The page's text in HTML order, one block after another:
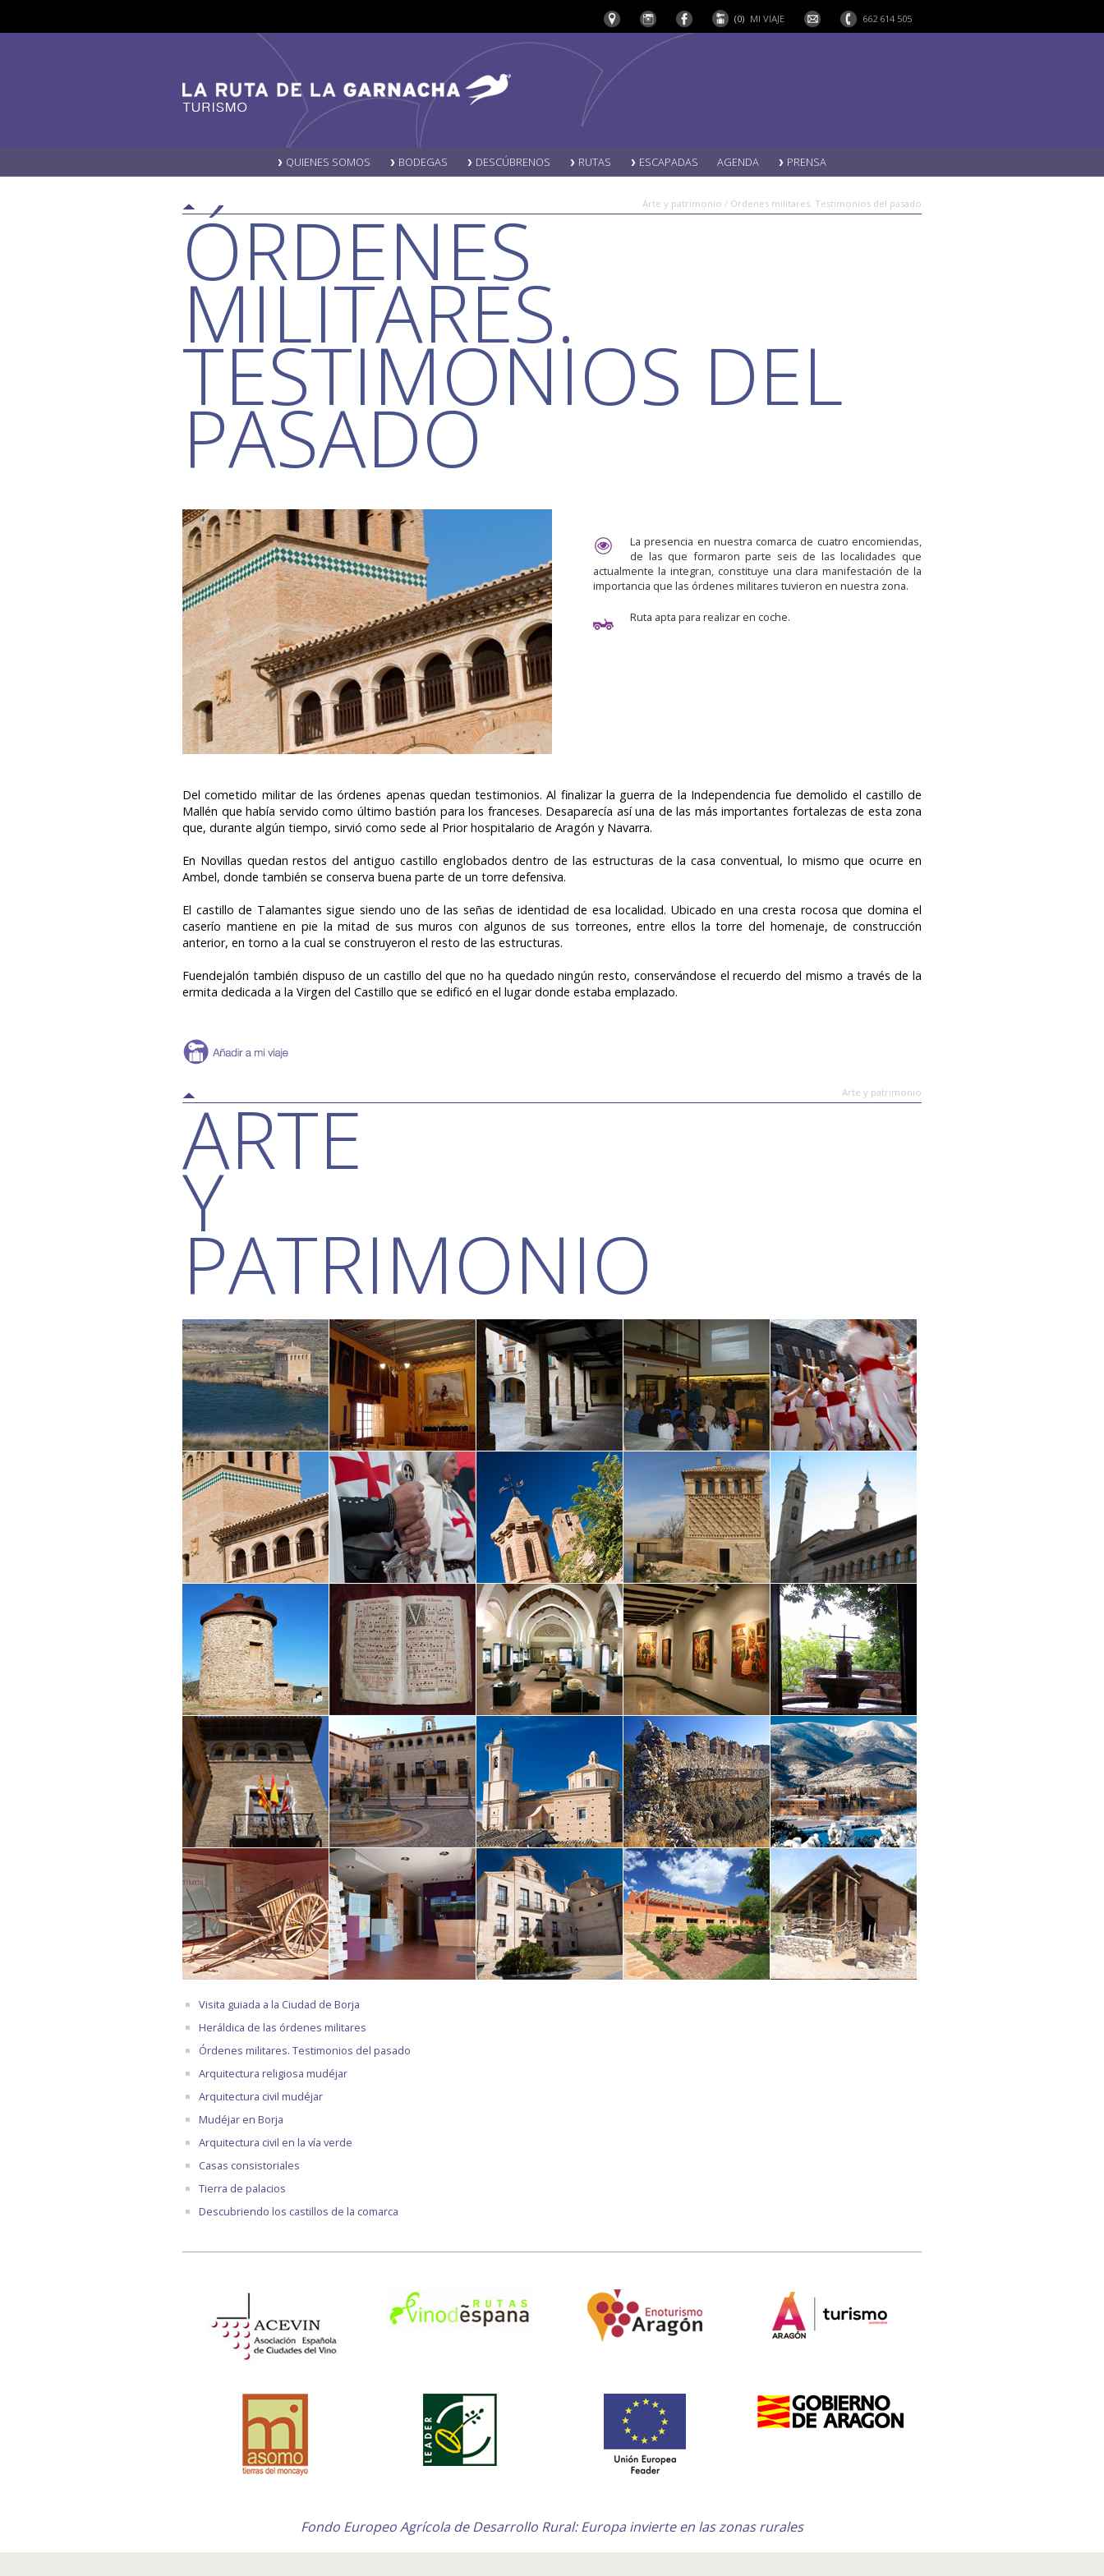
(0) MI VIAJE 662 614 505
QUIENES SOMOS BODEGAS DESCÚBRENOS RUTAS ESCAPADAS AGENDA PRENSA
Arte y patrimonio / Órdenes militares. Testimonios del pasado
ÓRDENES
MILITARES.
TESTIMONIOS DEL
PASADO
La presencia en nuestra comarca de cuatro encomiendas,
de las que formaron parte seis de las localidades que
actualmente la integran, constituye una clara manifestación de la
importancia que las órdenes militares tuvieron en nuestra zona.
Ruta apta para realizar en coche.
Del cometido militar de las órdenes apenas quedan testimonios. Al finalizar la guerra de la Independencia fue demolido el castillo de
Mallén que había servido como último bastión para los franceses. Desaparecía así una de las más importantes fortalezas de esta zona
que, durante algún tiempo, sirvió como sede al Prior hospitalario de Aragón y Navarra.
En Novillas quedan restos del antiguo castillo englobados dentro de las estructuras de la casa conventual, lo mismo que ocurre en
Ambel, donde también se conserva buena parte de un torre defensiva.
El castillo de Talamantes sigue siendo uno de las señas de identidad de esa localidad. Ubicado en una cresta rocosa que domina el
caserío mantiene en pie la mitad de sus muros con algunos de sus torreones, entre ellos la torre del homenaje, de construcción
anterior, en torno a la cual se construyeron el resto de las estructuras.
Fuendejalón también dispuso de un castillo del que no ha quedado ningún resto, conservándose el recuerdo del mismo a través de la
ermita dedicada a la Virgen del Castillo que se edificó en el lugar donde estaba emplazado.
Arte y patrimonio
ARTE
Y
PATRIMONIO
Visita guiada a la Ciudad de Borja
Heráldica de las órdenes militares
Órdenes militares. Testimonios del pasado
Arquitectura religiosa mudéjar
Arquitectura civil mudéjar
Mudéjar en Borja
Arquitectura civil en la vía verde
Casas consistoriales
Tierra de palacios
Descubriendo los castillos de la comarca
Fondo Europeo Agrícola de Desarrollo Rural: Europa invierte en las zonas rurales